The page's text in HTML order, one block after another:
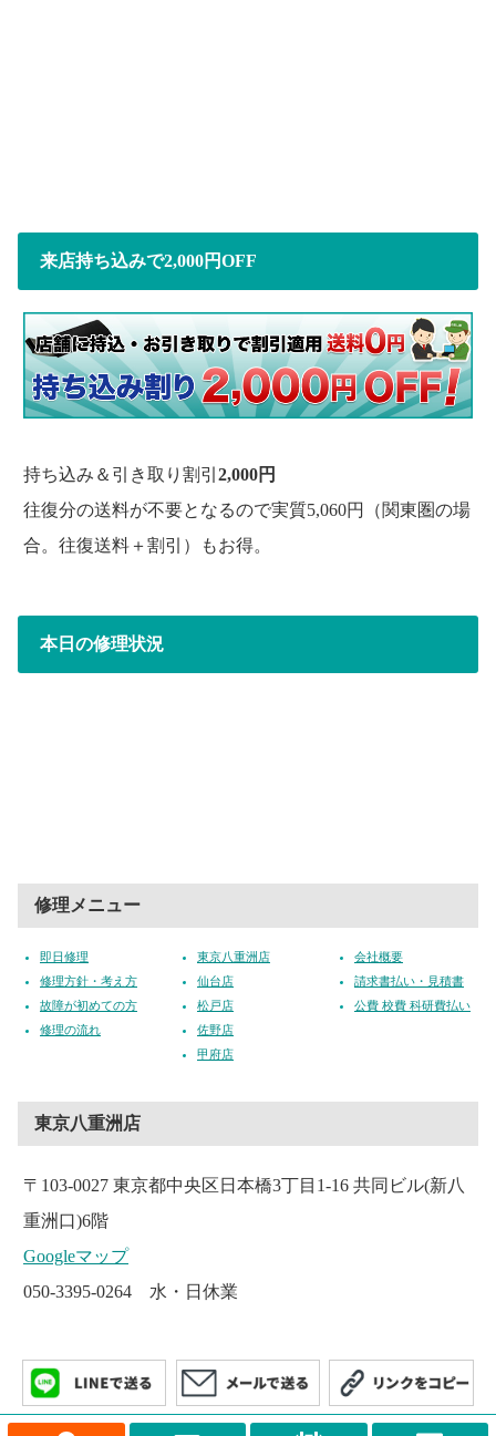
来店持ち込みで2,000円OFF
持ち込み＆引き取り割引 2,000円
往復分の送料が不要となるので実質5,060円（関東圏の場
合。往復送料＋割引）もお得。
本日の修理状況
修理メニュー
即日修理
修理方針・考え方
故障が初めての方
修理の流れ
東京八重洲店
仙台店
松戸店
佐野店
甲府店
会社概要
請求書払い・見積書
公費 校費 科研費払い
東京八重洲店
〒103-0027 東京都中央区日本橋3丁目1-16 共同ビル(新八
重洲口)6階
Googleマップ
050-3395-0264 水・日休業